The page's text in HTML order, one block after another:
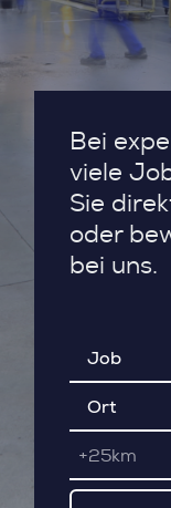
Bei
viele
Sie
oder
bei uns.
+25km